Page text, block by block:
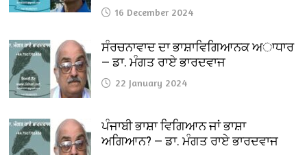
16 December 2024
ਸੰਰਚਨਾਵਾਦ ਦਾ ਭਾਸ਼ਾਵਿਗਿਆਨਕ ਅਾਧਾਰ
— ਡਾ. ਮੰਗਤ ਰਾਏ ਭਾਰਦਵਾਜ
22 January 2024
ਪੰਜਾਬੀ ਭਾਸ਼ਾ ਵਿਗਿਆਨ ਜਾਂ ਭਾਸ਼ਾ
ਅਗਿਆਨ? — ਡਾ. ਮੰਗਤ ਰਾਏ ਭਾਰਦਵਾਜ